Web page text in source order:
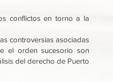
conflictos en torno a la
controversias asociadas
el orden sucesorio son
del derecho de Puerto